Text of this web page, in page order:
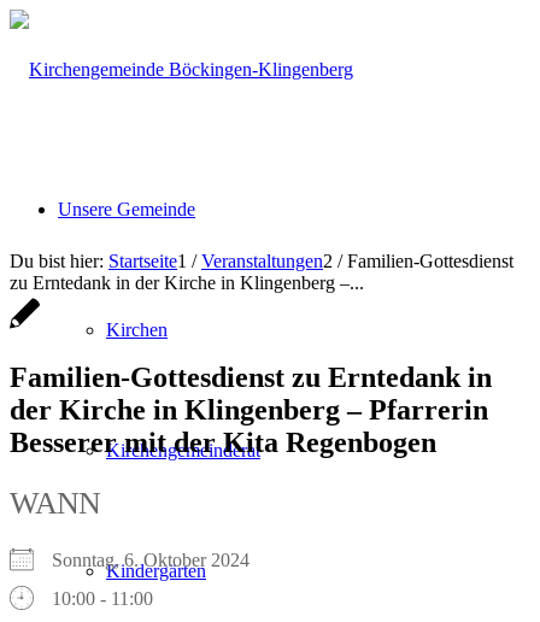
Unsere Gemeinde
Kirchen
Kirchengemeinderat
Kindergärten
Du bist hier: Startseite1 / Veranstaltungen2 / Familien-Gottesdienst
zu Erntedank in der Kirche in Klingenberg –...
Familien-Gottesdienst zu Erntedank in
der Kirche in Klingenberg – Pfarrerin
Besserer mit der Kita Regenbogen
WANN
Sonntag, 6. Oktober 2024
10:00 - 11:00